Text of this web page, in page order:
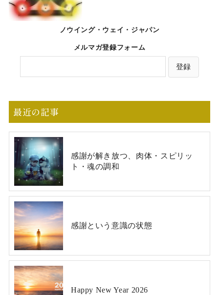
ノウイング・ウェイ・ジャパン
メルマガ登録フォーム
最近の記事
感謝が解き放つ、肉体・スピリッ
ト・魂の調和
感謝という意識の状態
Happy New Year 2026